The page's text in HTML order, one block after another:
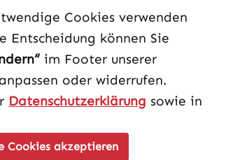
Cookies verwenden
Entscheidung können Sie
im Footer unserer
oder widerrufen.
Datenschutzerklärung sowie in
Cookies akzeptieren